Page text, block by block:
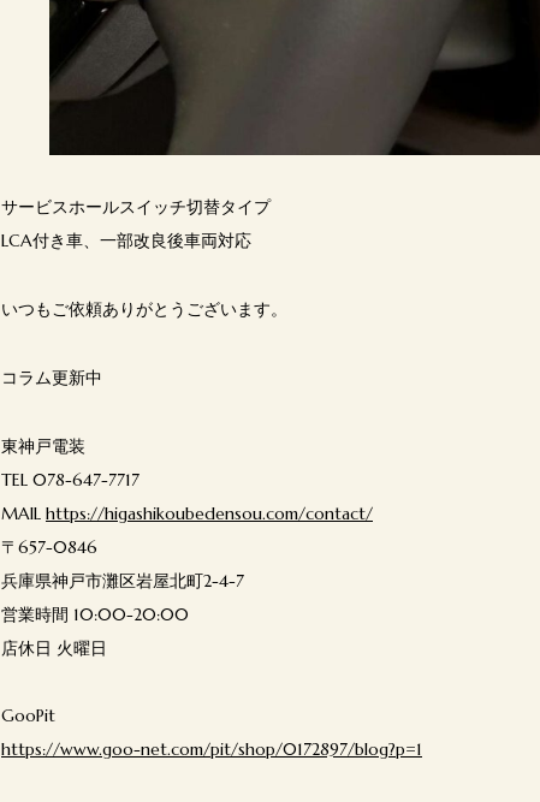
サービスホールスイッチ切替タイプ
LCA付き車、一部改良後車両対応
いつもご依頼ありがとうございます。
コラム更新中
東神戸電装
TEL 078-647-7717
MAIL https://higashikoubedensou.com/contact/
〒657-0846
兵庫県神戸市灘区岩屋北町2-4-7
営業時間 10:00-20:00
店休日 火曜日
GooPit
https://www.goo-net.com/pit/shop/0172897/blog?p=1